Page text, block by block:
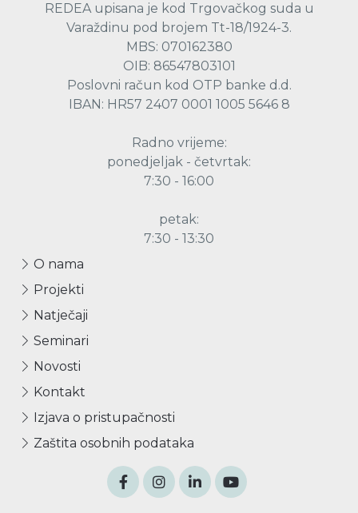
REDEA upisana je kod Trgovačkog suda u
Varaždinu pod brojem Tt-18/1924-3.
MBS: 070162380
OIB: 86547803101
Poslovni račun kod OTP banke d.d.
IBAN: HR57 2407 0001 1005 5646 8
Radno vrijeme:
ponedjeljak - četvrtak:
7:30 - 16:00
petak:
7:30 - 13:30
O nama
Projekti
Natječaji
Seminari
Novosti
Kontakt
Izjava o pristupačnosti
Zaštita osobnih podataka